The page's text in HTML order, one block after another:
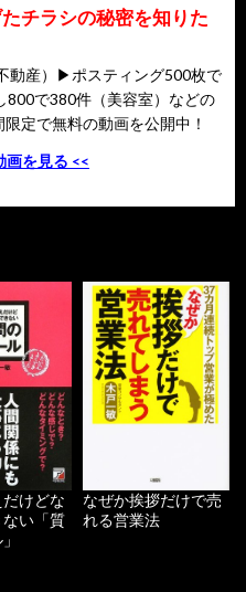
チラシの秘密を知りた
動産）▶ポスティング500枚で
で380件（美容室）などの
定で無料の動画を公開中！
画を見る <<
けどな
い「質
なぜか挨拶だけで売
れる営業法